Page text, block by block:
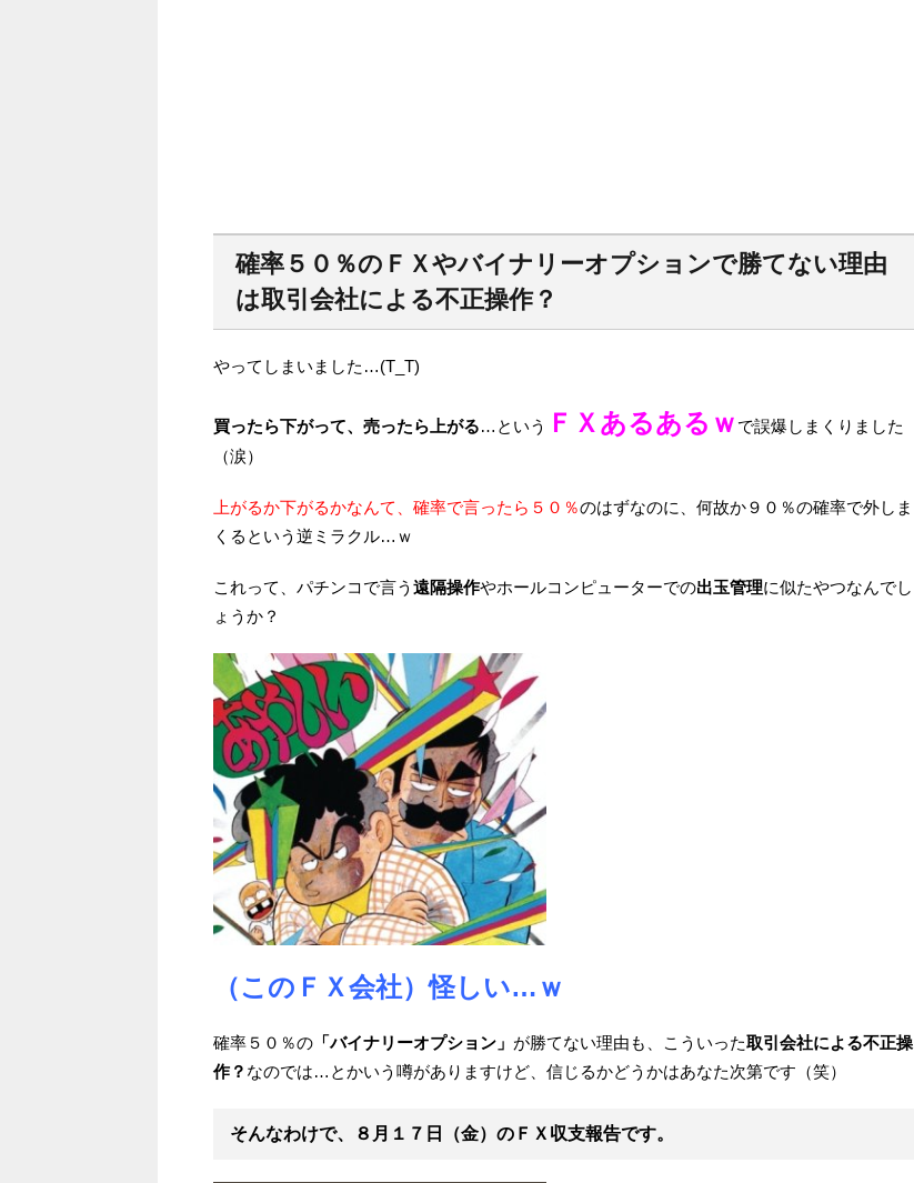
確率５０％のＦＸやバイナリーオプションで勝てない理由
は取引会社による不正操作？
やってしまいました…(T_T)
買ったら下がって、売ったら上がる…という ＦＸあるあるｗ で誤爆しまくりました
（涙）
上がるか下がるかなんて、確率で言ったら５０％のはずなのに、何故か９０％の確率で外しま
くるという逆ミラクル…ｗ
これって、パチンコで言う 遠隔操作やホールコンピューターでの出玉管理に似たやつなんでし
ょうか？
（このＦＸ会社）怪しい…ｗ
確率５０％の 「バイナリーオプション」 が勝てない理由も、こういった取引会社による不正操
作？ なのでは…とかいう噂がありますけど、信じるかどうかはあなた次第です（笑）
そんなわけで、 ８月１７日（金）のＦＸ収支報告です。